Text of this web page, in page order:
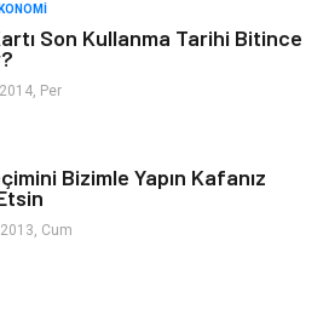
Son Kullanma Tarihi Bitince
Per
Bizimle Yapın Kafanız
Cum